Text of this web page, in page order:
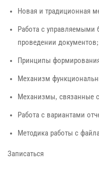
Новая и традиционная
Работа с управляемыми
проведении документов;
Принципы
Механизм
Механизмы, связанные
Работа с вариантами
Методика работы с
Записаться